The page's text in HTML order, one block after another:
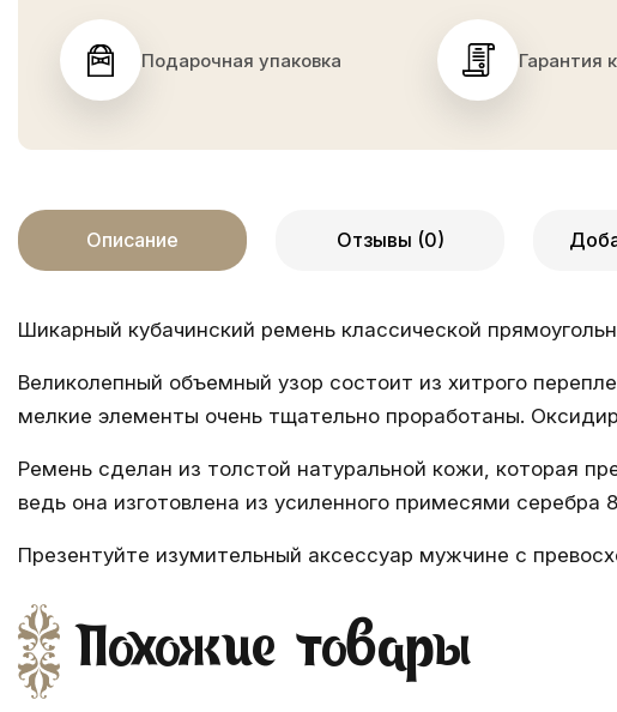
Подарочная упаковка Гарантия
Описание Отзывы (0)
Шикарный кубачинский ремень классической
Великолепный объемный узор состоит из хитрого
мелкие элементы очень тщательно проработаны.
Ремень сделан из толстой натуральной кожи, которая
ведь она изготовлена из усиленного примесями серебра
Презентуйте изумительный аксессуар мужчине с
Похожие товары